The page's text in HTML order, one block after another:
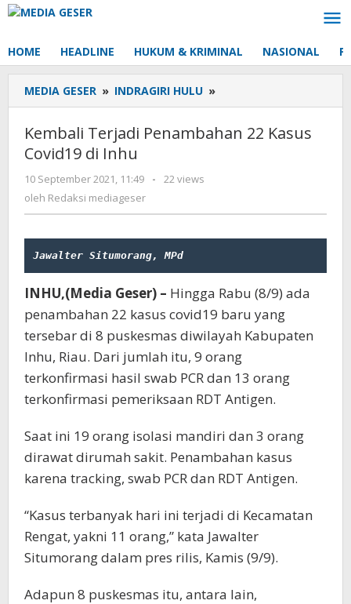
Lewati
HOME HEADLINE HUKUM & KRIMINAL NASIONAL
MEDIA GESER » INDRAGIRI HULU »
Terjadi
22
Kembali Terjadi Penambahan 22 Kasus
Covid19 di Inhu
10 September 2021, 11:49
oleh
-
22 views
oleh Redaksi mediageser
Jawalter Situmorang, MPd
INHU,(Media Geser) – Hingga Rabu (8/9) ada
penambahan 22 kasus covid19 baru yang
tersebar di 8 puskesmas diwilayah Kabupaten
Inhu, Riau. Dari jumlah itu, 9 orang
terkonfirmasi hasil swab PCR dan 13 orang
terkonfirmasi pemeriksaan RDT Antigen.
Saat ini 19 orang isolasi mandiri dan 3 orang
dirawat dirumah sakit. Penambahan kasus
karena tracking, swab PCR dan RDT Antigen.
“Kasus terbanyak hari ini terjadi di Kecamatan
Rengat, yakni 11 orang,” kata Jawalter
Situmorang dalam pres rilis, Kamis (9/9).
Adapun 8 puskesmas itu, antara lain,